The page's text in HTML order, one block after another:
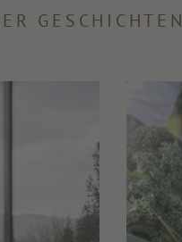
GESCHICHTEN